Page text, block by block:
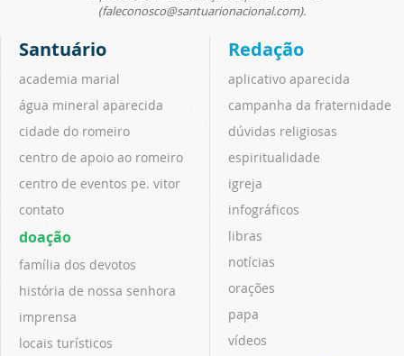
(faleconosco@santuarionacional.com).
Santuário
academia marial
água mineral aparecida
cidade do romeiro
centro de apoio ao romeiro
centro de eventos pe. vitor
contato
doação
família dos devotos
história de nossa senhora
imprensa
locais turísticos
Redação
aplicativo aparecida
campanha da fraternidade
dúvidas religiosas
espiritualidade
igreja
infográficos
libras
notícias
orações
papa
vídeos